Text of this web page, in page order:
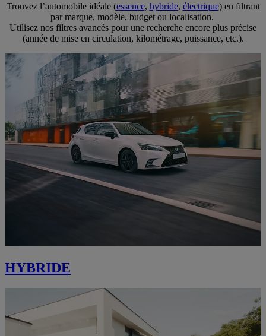
Trouvez l’automobile idéale (essence, hybride, électrique) en filtrant
par marque, modèle, budget ou localisation.
Utilisez nos filtres avancés pour une recherche encore plus précise
(année de mise en circulation, kilométrage, puissance, etc.).
HYBRIDE